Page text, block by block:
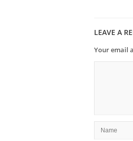
LEAVE A
Your email